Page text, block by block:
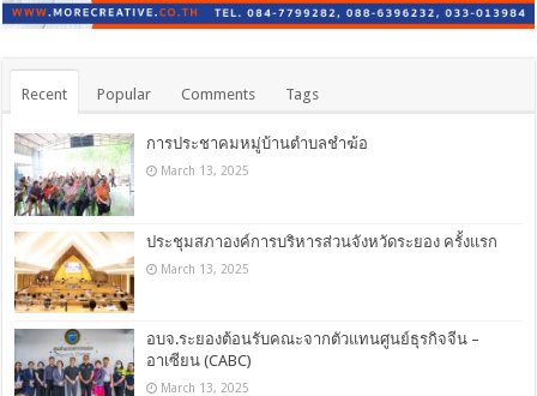
Recent Popular Comments Tags
การประชาคมหมู่บ้านตำบลชำฆ้อ
March 13, 2025
ประชุมสภาองค์การบริหารส่วนจังหวัดระยอง ครั้งแรก
March 13, 2025
อบจ.ระยองต้อนรับคณะจากตัวแทนศูนย์ธุรกิจจีน –
อาเซียน (CABC)
March 13, 2025